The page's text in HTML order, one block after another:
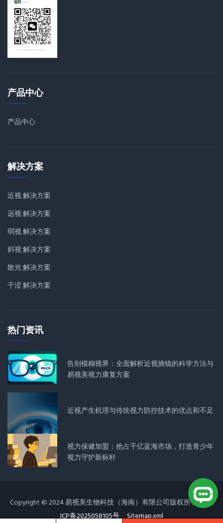
产品中心
产品中心
解决方案
近视 解决方案
远视 解决方案
弱视 解决方案
斜视 解决方案
散光 解决方案
干涩 解决方案
热门资讯
告别模糊视界：全面解析近视摘镜的科学方法与
易视美视力康复方案
近视产生机理与传统视力防控技术的优点和不足
视力保健加盟：抢占千亿蓝海市场，打造青少年
视力守护新标杆
Copyright © 2024 易视美生物科技（海南）有限公司版权所有琼
ICP备2025058105号
Sitemap.xml